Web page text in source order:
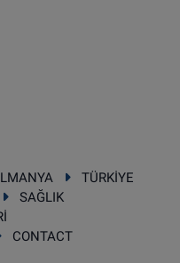
TÜRKİYE
SAĞLIK
CONTACT